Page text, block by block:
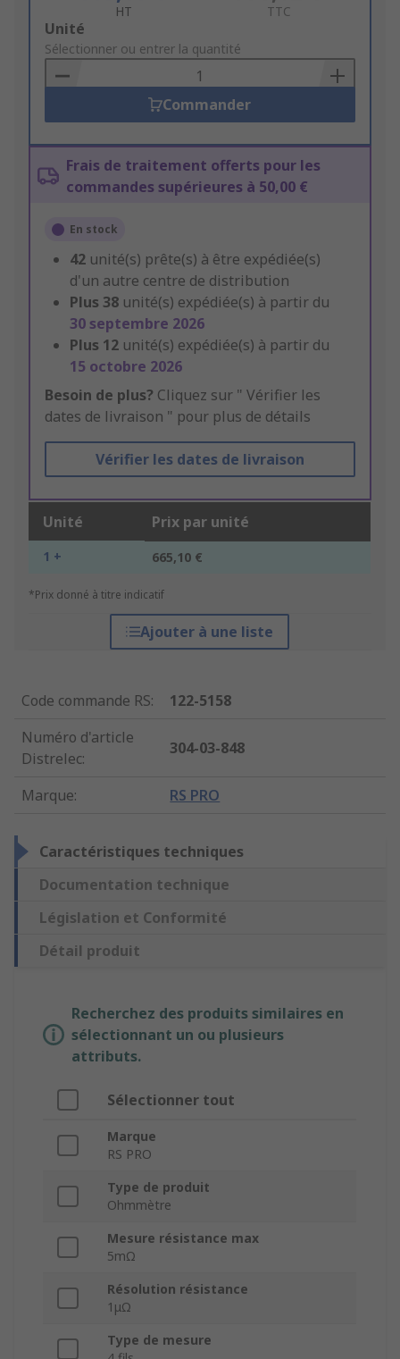
HT TTC
Add
to
Basket
Unité
Sélectionner ou entrer la quantité
Commander
Frais de traitement offerts pour les
commandes supérieures à 50,00 €
En stock
42 unité(s) prête(s) à être expédiée(s)
d'un autre centre de distribution
Plus 38 unité(s) expédiée(s) à partir du
30 septembre 2026
Plus 12 unité(s) expédiée(s) à partir du
15 octobre 2026
Besoin de plus? Cliquez sur " Vérifier les
dates de livraison " pour plus de détails
Vérifier les dates de livraison
Unité Prix par unité
1 + 665,10 €
*Prix donné à titre indicatif
Ajouter à une liste
Code commande RS:
122-5158
Numéro d'article
Distrelec:
304-03-848
Marque: RS PRO
Caractéristiques techniques
Documentation technique
Législation et Conformité
Détail produit
Recherchez des produits similaires en
sélectionnant un ou plusieurs
attributs.
Sélectionner tout
Marque
RS PRO
Type de produit
Ohmmètre
Mesure résistance max
5mΩ
Résolution résistance
1μΩ
Type de mesure